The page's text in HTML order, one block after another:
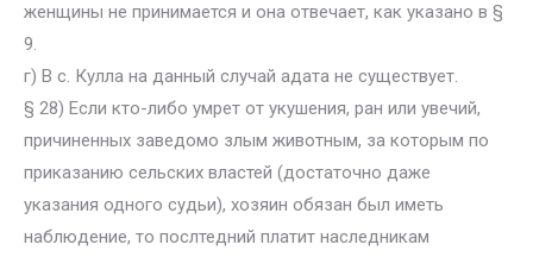
женщины не принимается и она отвечает, как указано в §
9.
г) В с. Кулла на данный случай адата не существует.
§ 28) Если кто-либо умрет от укушения, ран или увечий,
причиненных заведомо злым животным, за которым по
приказанию сельских властей (достаточно даже
указания одного судьи), хозяин обязан был иметь
наблюдение, то послтедний платит наследникам